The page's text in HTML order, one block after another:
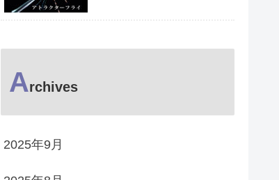
Archives
2025年9月